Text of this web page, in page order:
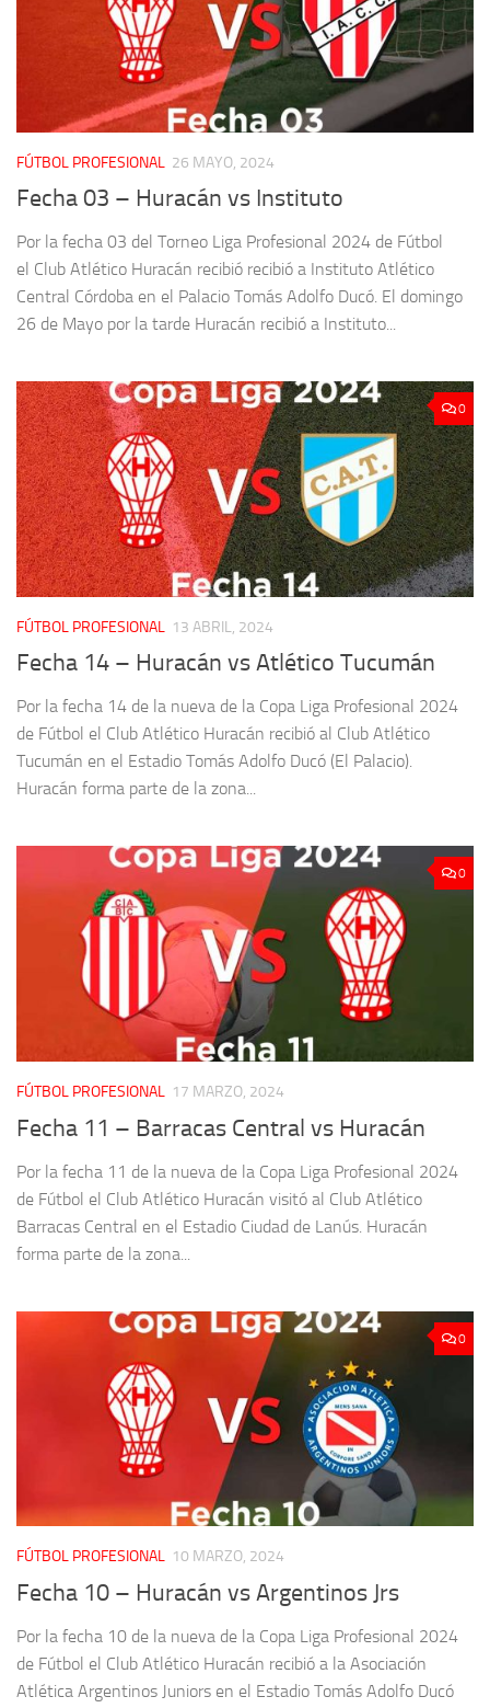
FÚTBOL PROFESIONAL 26 MAYO, 2024
Fecha 03 – Huracán vs Instituto
Por la fecha 03 del Torneo Liga Profesional 2024 de Fútbol
el Club Atlético Huracán recibió recibió a Instituto Atlético
Central Córdoba en el Palacio Tomás Adolfo Ducó. El domingo
26 de Mayo por la tarde Huracán recibió a Instituto...
0
FÚTBOL PROFESIONAL 13 ABRIL, 2024
Fecha 14 – Huracán vs Atlético Tucumán
Por la fecha 14 de la nueva de la Copa Liga Profesional 2024
de Fútbol el Club Atlético Huracán recibió al Club Atlético
Tucumán en el Estadio Tomás Adolfo Ducó (El Palacio).
Huracán forma parte de la zona...
0
FÚTBOL PROFESIONAL 17 MARZO, 2024
Fecha 11 – Barracas Central vs Huracán
Por la fecha 11 de la nueva de la Copa Liga Profesional 2024
de Fútbol el Club Atlético Huracán visitó al Club Atlético
Barracas Central en el Estadio Ciudad de Lanús. Huracán
forma parte de la zona...
0
FÚTBOL PROFESIONAL 10 MARZO, 2024
Fecha 10 – Huracán vs Argentinos Jrs
Por la fecha 10 de la nueva de la Copa Liga Profesional 2024
de Fútbol el Club Atlético Huracán recibió a la Asociación
Atlética Argentinos Juniors en el Estadio Tomás Adolfo Ducó